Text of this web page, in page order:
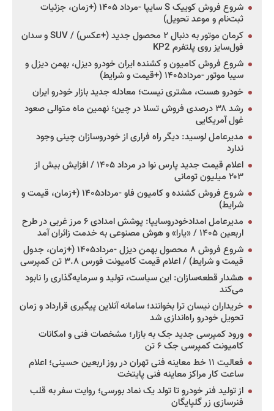
شروع فروش کوییک S سایپا -مرداد ۱۴۰۵ (+زمان، جزئیات
ثبت‌نام و موعد تحویل)
کرمان موتور به دنبال ۲ محصول جدید (+عکس) / SUV و سدان
فول‌سایز روی پلتفرم KP2
شروع فروش کامیون و کشنده ایران خودرو دیزل، بهمن دیزل و
سیبا موتور -مرداد۱۴۰۵ (+قیمت و شرایط)
خودرو هست، مشتری نیست؛ معادله جدید بازار خودرو ایران
رشد ۳۸ درصدی فروش تسلا در چین؛ نهمین ماه متوالی صعود
غول آمریکایی
مدیرعامل لوسید: دیگر راه فراری از خودروسازان چینی وجود
ندارد
اعلام قیمت جدید پارس نوا در مرداد ۱۴۰۵ / افزایش بیش از
۲۰۳ میلیون تومانی
شروع فروش کشنده و کامیون فاو -مرداد۱۴۰۵ (+زمان، قیمت و
شرایط)
مدیرعامل امدادخودروسایپا: پوشش امدادی ۶ مرز غربی در طرح
اربعین ۱۴۰۵ / «یارا» و هوش مصنوعی به خدمت زائران آمد
شروع فروش ۸ محصول بهمن دیزل -مرداد۱۴۰۵ (+زمان، جدول
قیمت و شرایط) / اعلام قیمت کامیونت فورس ۳.۸ تن کمپرسی
هشدار قطعه‌سازان: این سیاست، تولید و سرمایه‌گذاری را نابود
می‌کند
خریداران نیسان ترا بخوانند؛ سامانه آنلاین پیگیری قرارداد و زمان
تحویل خودرو راه‌اندازی شد
ورود کمپرسی جدید جک به بازار؛ مشخصات فنی و امکانات
کامیونت کمپرسی جک ۶ تن
فعالیت ۱۱ خط معاینه فنی تهران در روز اربعین حسینی؛ اعلام
ساعت کار مراکز معاینه فنی پایتخت
از تولید فنر خودرو تا تولد یک نماد بورسی؛ روایت سفر به قلب
فنرسازی زر گلپایگان